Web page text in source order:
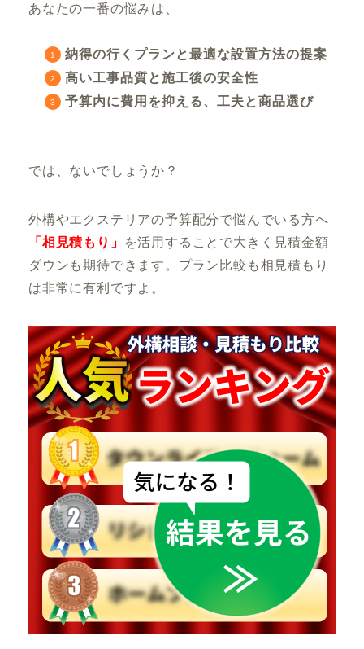
あなたの一番の悩みは、
納得の行くプランと最適な設置方法の提案
高い工事品質と施工後の安全性
予算内に費用を抑える、工夫と商品選び
では、ないでしょうか？
外構やエクステリアの予算配分で悩んでいる方へ
「相見積もり」
を活用することで大きく見積金額
ダウンも期待できます。プラン比較も相見積もり
は非常に有利ですよ。